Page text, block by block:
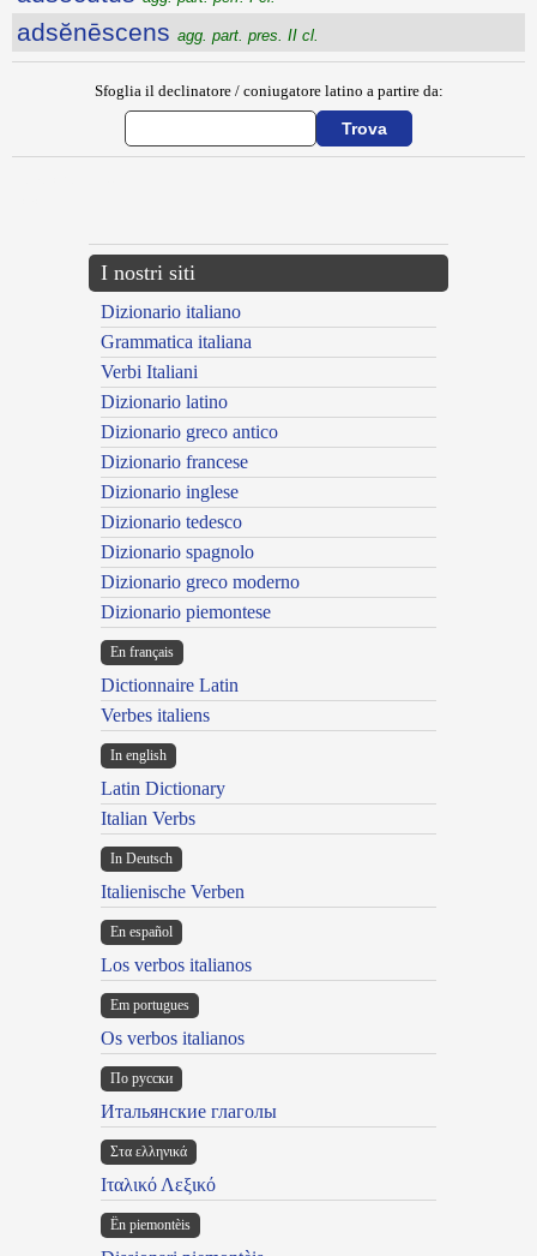
adsĕnēscens agg. part. pres. II cl.
Sfoglia il declinatore / coniugatore latino a partire da:
I nostri siti
Dizionario italiano
Grammatica italiana
Verbi Italiani
Dizionario latino
Dizionario greco antico
Dizionario francese
Dizionario inglese
Dizionario tedesco
Dizionario spagnolo
Dizionario greco moderno
Dizionario piemontese
En français
Dictionnaire Latin
Verbes italiens
In english
Latin Dictionary
Italian Verbs
In Deutsch
Italienische Verben
En español
Los verbos italianos
Em portugues
Os verbos italianos
По русски
Итальянские глаголы
Στα ελληνικά
Ιταλικό Λεξικό
Ën piemontèis